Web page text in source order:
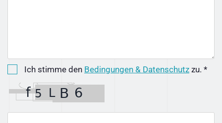
Ich stimme den Bedingungen & Datenschutz zu. *